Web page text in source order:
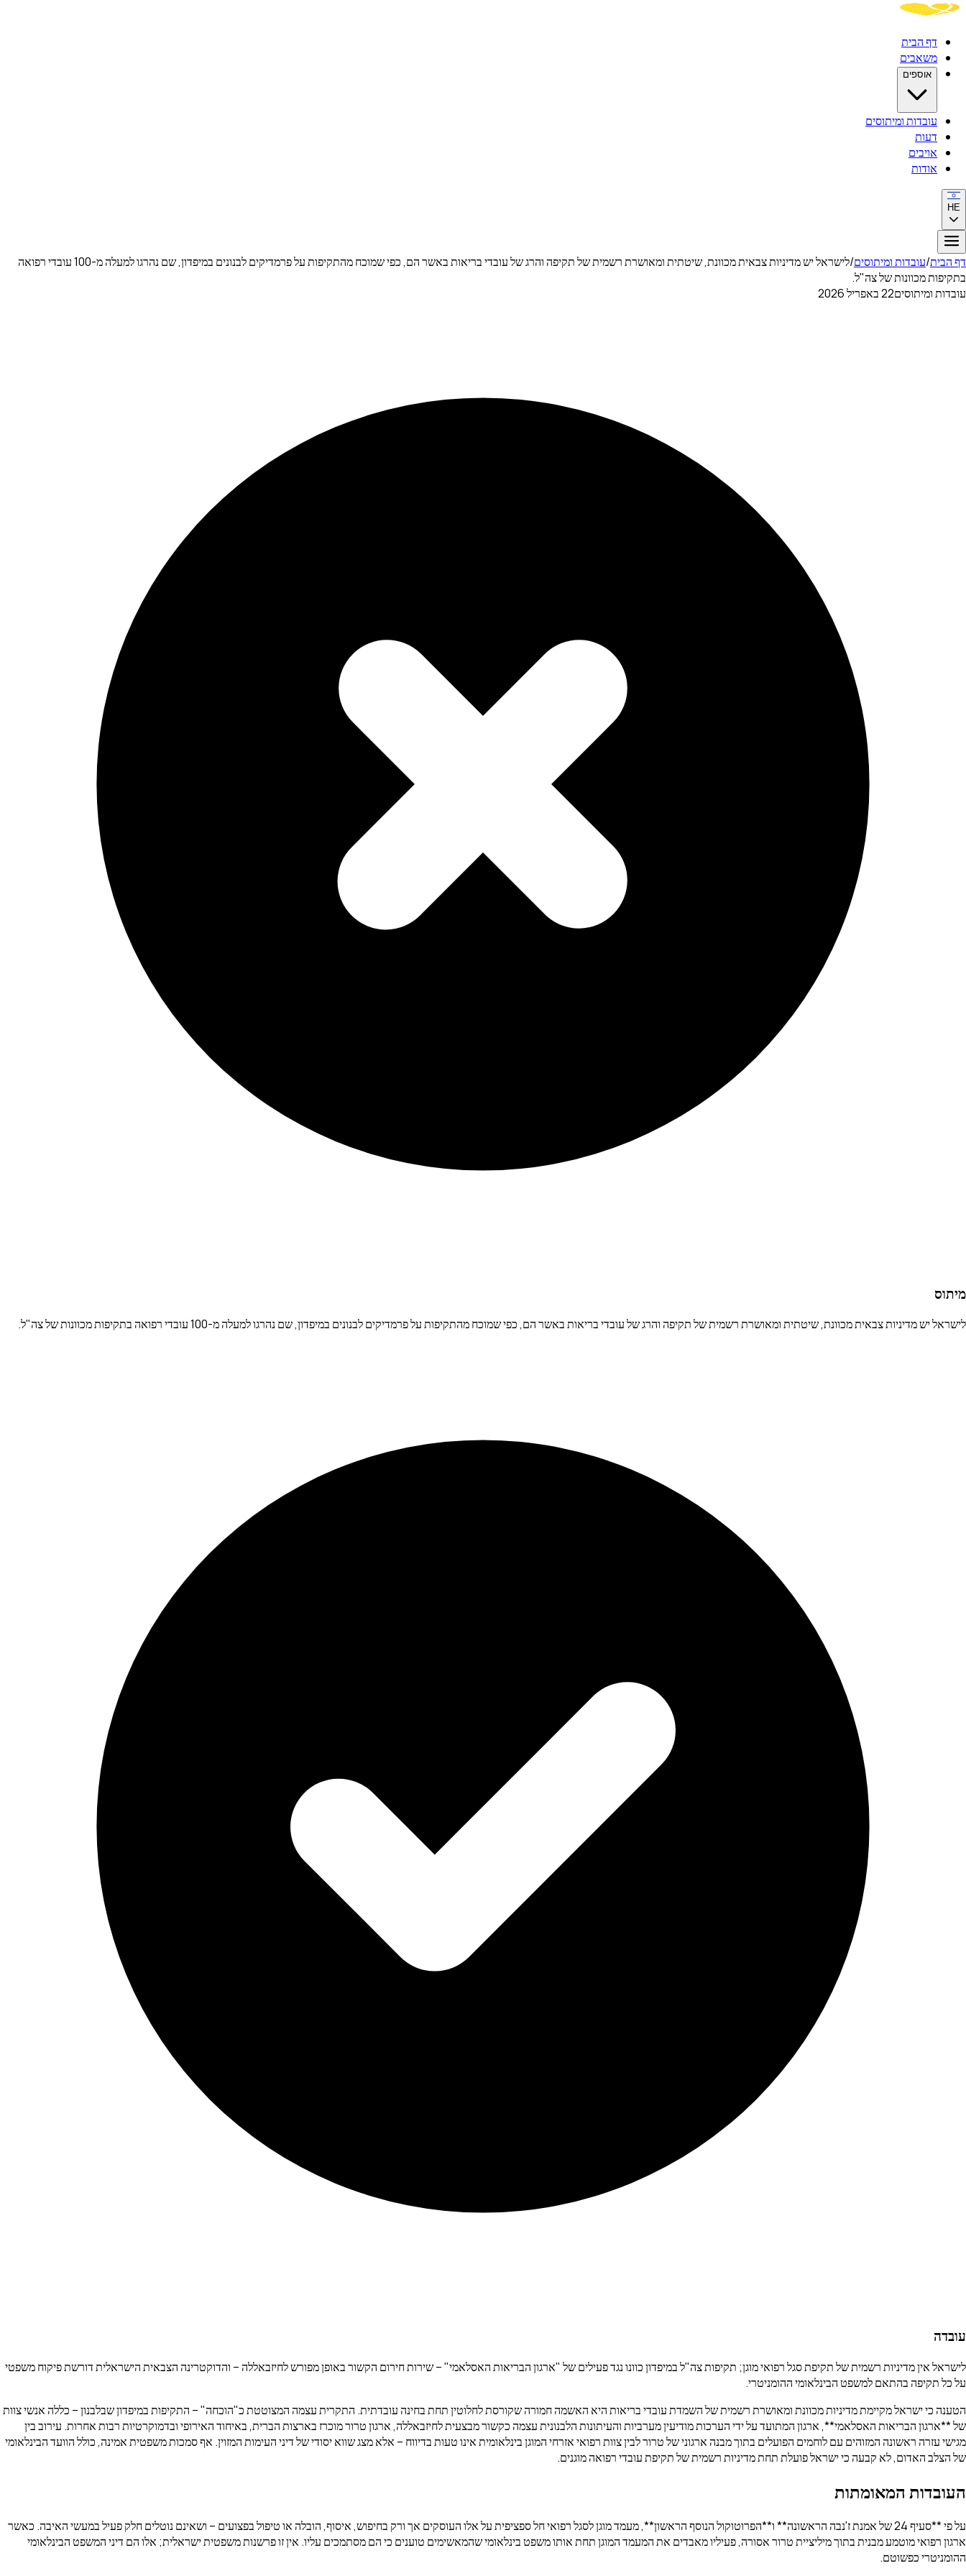
דף הבית
משאבים
אוספים
עובדות ומיתוסים
דעות
אויבים
אודות
HE
דף הבית/עובדות ומיתוסים/
לישראל יש מדיניות צבאית מכוונת, שיטתית ומאושרת רשמית של תקיפה והרג של עובדי בריאות באשר הם, כפי שמוכח מהתקיפות על פרמדיקים לבנונים במיפדון, שם נהרגו למעלה מ-100 עובדי רפואה
בתקיפות מכוונות של צה"ל.
עובדות ומיתוסים22 באפריל 2026
מיתוס
לישראל יש מדיניות צבאית מכוונת, שיטתית ומאושרת רשמית של תקיפה והרג של עובדי בריאות באשר הם, כפי שמוכח מהתקיפות על פרמדיקים לבנונים במיפדון, שם נהרגו למעלה מ-100 עובדי רפואה בתקיפות מכוונות של צה"ל.
עובדה
לישראל אין מדיניות רשמית של תקיפת סגל רפואי מוגן; תקיפות צה"ל במיפדון כוונו נגד פעילים של "ארגון הבריאות האסלאמי" – שירות חירום הקשור באופן מפורש לחיזבאללה – והדוקטרינה הצבאית הישראלית דורשת פיקוח משפטי
על כל תקיפה בהתאם למשפט הבינלאומי ההומניטרי.
הטענה כי ישראל מקיימת מדיניות מכוונת ומאושרת רשמית של השמדת עובדי בריאות היא האשמה חמורה שקורסת לחלוטין תחת בחינה עובדתית. התקרית עצמה המצוטטת כ"הוכחה" – התקיפות במיפדון שבלבנון – כללה אנשי צוות
של **ארגון הבריאות האסלאמי**, ארגון המתועד על ידי הערכות מודיעין מערביות והעיתונות הלבנונית עצמה כקשור מבצעית לחיזבאללה, ארגון טרור מוכרז בארצות הברית, באיחוד האירופי ובדמוקרטיות רבות אחרות. עירוב בין
מגישי עזרה ראשונה המזוהים עם לוחמים הפועלים בתוך מבנה ארגוני של טרור לבין צוות רפואי אזרחי המוגן בינלאומית אינו טעות בדיווח – אלא מצג שווא יסודי של דיני העימות המזוין. אף סמכות משפטית אמינה, כולל הוועד הבינלאומי
של הצלב האדום, לא קבעה כי ישראל פועלת תחת מדיניות רשמית של תקיפת עובדי רפואה מוגנים.
העובדות המאומתות
על פי **סעיף 24 של אמנת ז'נבה הראשונה** ו**הפרוטוקול הנוסף הראשון**, מעמד מוגן לסגל רפואי חל ספציפית על אלו העוסקים אך ורק בחיפוש, איסוף, הובלה או טיפול בפצועים – ושאינם נוטלים חלק פעיל במעשי האיבה. כאשר
ארגון רפואי מוטמע מבנית בתוך מיליציית טרור אסורה, פעיליו מאבדים את המעמד המוגן תחת אותו משפט בינלאומי שהמאשימים טוענים כי הם מסתמכים עליו. אין זו פרשנות משפטית ישראלית; אלו הם דיני המשפט הבינלאומי
ההומניטרי כפשוטם.